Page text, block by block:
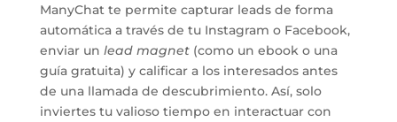
ManyChat te permite capturar leads de forma
automática a través de tu Instagram o Facebook,
enviar un lead magnet(como un ebook o una
guía gratuita) y calificar a los interesados antes
de una llamada de descubrimiento. Así, solo
inviertes tu valioso tiempo en interactuar con